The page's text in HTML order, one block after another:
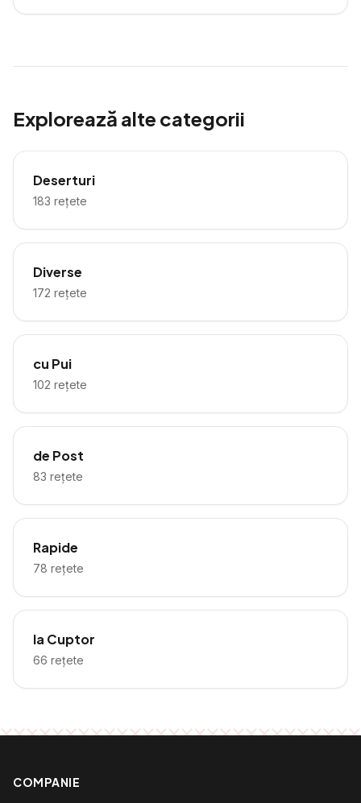
Explorează alte categorii
Deserturi
183 rețete
Diverse
172 rețete
cu Pui
102 rețete
de Post
83 rețete
Rapide
78 rețete
la Cuptor
66 rețete
COMPANIE